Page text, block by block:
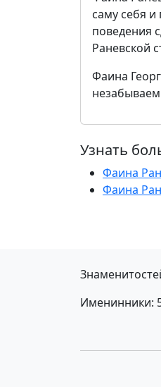
саму себя
поведения
Раневской
Фаина
Узнать
Фаина
Фаина
Именинники: